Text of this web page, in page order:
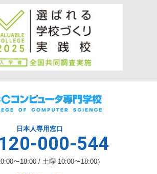
日本人専用窓口
000-544
〜18:00 / 土曜 10:00〜18:00）